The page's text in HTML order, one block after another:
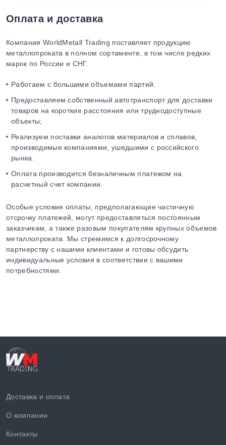
Оплата и доставка
Компания WorldMetall Trading поставляет продукцию
металлопроката в полном сортаменте, в том числе редких
марок по России и СНГ.
Работаем с большими объемами партий.
Предоставляем собственный автотранспорт для доставки
товаров на короткие расстояния или труднодоступные
объекты;
Реализуем поставки аналогов материалов и сплавов,
производимые компаниями, ушедшими с российского
рынка.
Оплата производится безналичным платежом на
расчетный счет компании.
Особые условия оплаты, предполагающие частичную
отсрочку платежей, могут предоставляться постоянным
заказчикам, а также разовым покупателям крупных объемов
металлопроката. Мы стремимся к долгосрочному
партнерству с нашими клиентами и готовы обсудить
индивидуальные условия в соответствии с вашими
потребностями.
Доставка и оплата
О компании
Контакты